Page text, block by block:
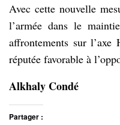
Avec cette nouvelle
l’armée dans le
affrontements sur l’axe
réputée favorable à
Alkhaly Condé
Partager :